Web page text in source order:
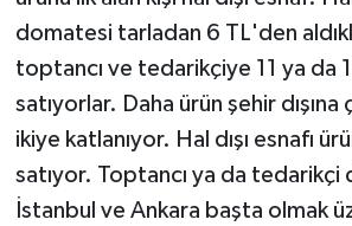
domatesi tarladan 6 TL'den
toptancı ve tedarikçiye 11 ya da
satıyorlar. Daha ürün şehir dışına
ikiye katlanıyor. Hal dışı esnafı
satıyor. Toptancı ya da tedarikçi
İstanbul ve Ankara başta olmak